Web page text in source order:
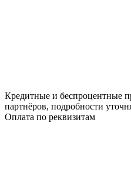
Кредитные и беспроцентные
партнёров, подробности
Оплата по реквизитам